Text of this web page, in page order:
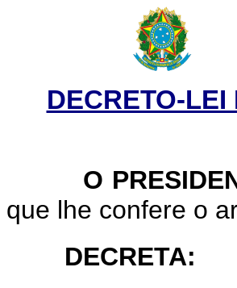
DECRETO-LEI
O
que lhe confere o
DECRETA: